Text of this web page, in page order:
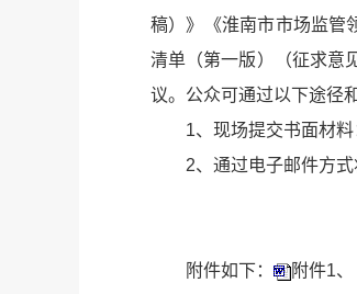
稿）》《淮南市市场监管
清单（第一版）（征求意
议。公众可通过以下途径
1、现场提交书面材
2、通过电子邮件方式将
附件如下：
附件1